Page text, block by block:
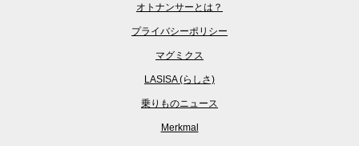
オトナンサーとは？
プライバシーポリシー
マグミクス
LASISA (らしさ)
乗りものニュース
Merkmal